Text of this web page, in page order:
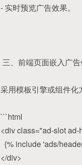
- 实时预览广告效果。
三、前端页面嵌入广
采用模板引擎或组件化
```html
<div class="ad-slot ad-
{% include 'ads/
</div>